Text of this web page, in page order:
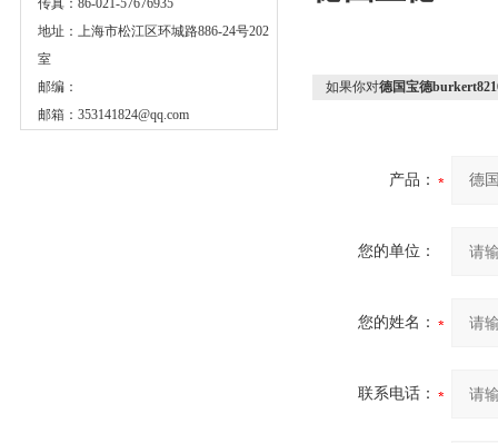
传真：86-021-57676935
地址：上海市松江区环城路886-24号202
室
邮编：
邮箱： 353141824@qq.com
如果你对德国宝德
产品：
您的单位：
您的姓名：
联系电话：